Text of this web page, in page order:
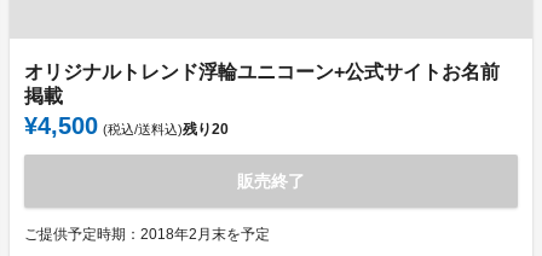
オリジナルトレンド浮輪ユニコーン+公式サイトお名前
掲載
¥4,500 (税込/送料込)残り20
販売終了
ご提供予定時期：2018年2月末を予定